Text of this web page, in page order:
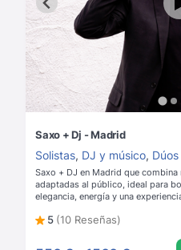
Saxo + Dj - Madrid
Solistas, DJ y músico,
Saxo + DJ en Madrid que
adaptadas al público, ideal para
elegancia, energía y una
5 (10 Reseñas)